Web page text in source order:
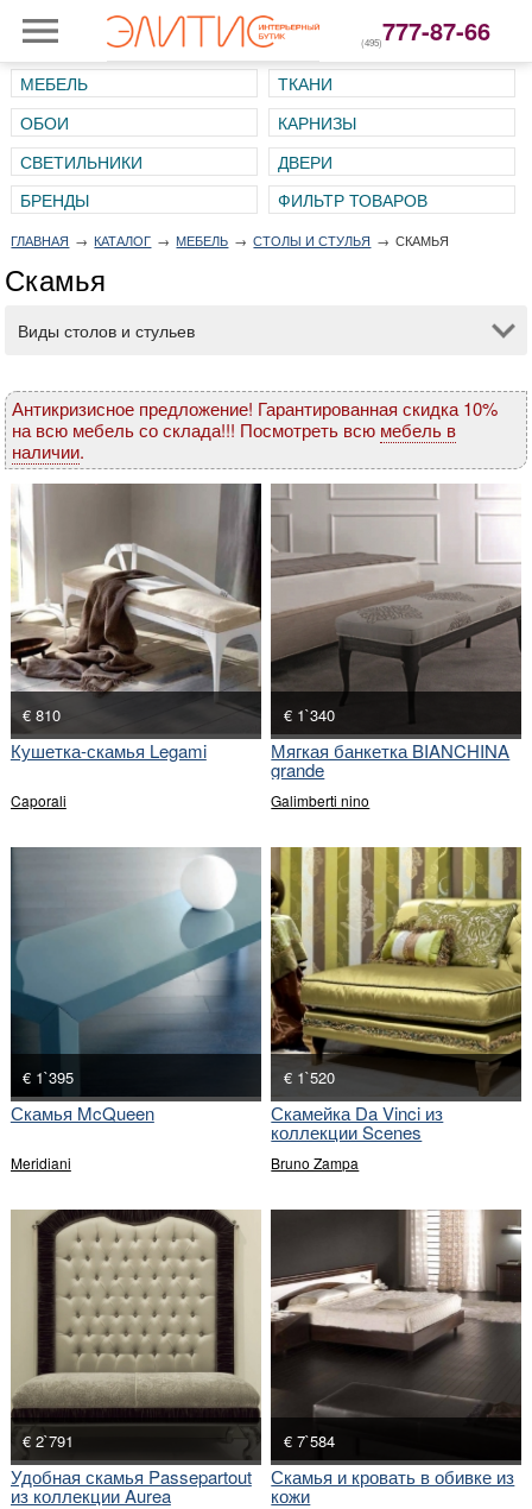
(495)777-87-66
МЕБЕЛЬ
ТКАНИ
ОБОИ
КАРНИЗЫ
СВЕТИЛЬНИКИ
ДВЕРИ
ГЛАВНАЯ → КАТАЛОГ → МЕБЕЛЬ → СТОЛЫ И СТУЛЬЯ → СКАМЬЯ
Скамья
Виды столов и стульев
Антикризисное предложение! Гарантированная скидка 10%
на всю мебель со склада!!! Посмотреть всю мебель в
наличии.
€ 810
Кушетка-скамья Legami
Caporali
€ 1`340
Мягкая банкетка BIANCHINA
grande
Galimberti nino
€ 1`395
Скамья McQueen
Meridiani
€ 1`520
Скамейка Da Vinci из
коллекции Scenes
Bruno Zampa
€ 2`791
Удобная скамья Passepartout
из коллекции Aurea
€ 7`584
Скамья и кровать в обивке из
кожи